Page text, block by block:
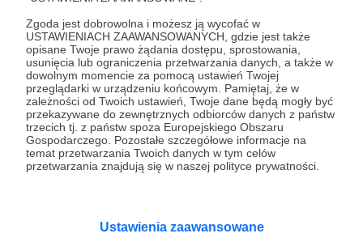
Zgoda jest dobrowolna i możesz ją wycofać w
USTAWIENIACH ZAAWANSOWANYCH, gdzie jest także
opisane Twoje prawo żądania dostępu, sprostowania,
usunięcia lub ograniczenia przetwarzania danych, a także w
dowolnym momencie za pomocą ustawień Twojej
przeglądarki w urządzeniu końcowym. Pamiętaj, że w
zależności od Twoich ustawień, Twoje dane będą mogły być
przekazywane do zewnętrznych odbiorców danych z państw
trzecich tj. z państw spoza Europejskiego Obszaru
Gospodarczego. Pozostałe szczegółowe informacje na
temat przetwarzania Twoich danych w tym celów
przetwarzania znajdują się w naszej polityce prywatności.
Ustawienia zaawansowane
mnie pocztą lub mailem, gdy tylko będzie
gotowa,
więc nie musicie robić kompletnie nic, żeby
ta płytka trafiła do Was wiosną :)
Mail ten ma więc dla Was jedynie charakter
informacyjny :)
Żeby jednak mogli zapewnić go sobie
Wasi znajomi czy Przyjaciele – też mogli sobie